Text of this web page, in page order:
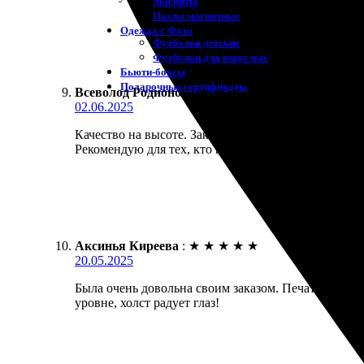
Пазлы магнитные
Одежда с Фото
Футболки детские
Футболки для взрослых
Бьюти-боксы
Подарочные сертификаты
Всеволод Родионов : ★ ★ ★ ★
02.06.2025
Качество на высоте. Заказал печать фото на
Рекомендую для тех, кто ценит детали.
Аксинья Киреева : ★ ★ ★ ★ ★
20.05.2025
Была очень довольна своим заказом. Печать
уровне, холст радует глаз!